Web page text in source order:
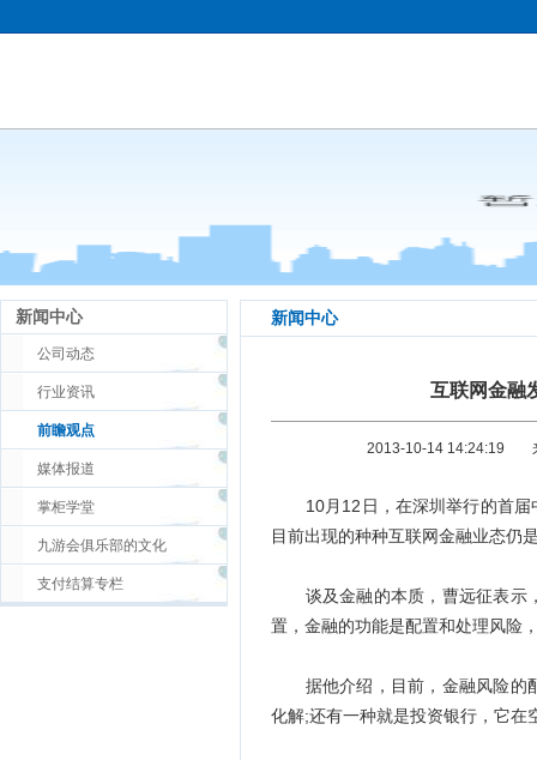
新闻中心
公司动态
行业资讯
前瞻观点
媒体报道
掌柜学堂
九游会俱乐部的文化
支付结算专栏
新闻中心
互联网金融
2013-10-14 14:24:19
10月12日，在深圳举行的首届
目前出现的种种互联网金融业态仍
谈及金融的本质，曹远征表示，
置，金融的功能是配置和处理风险
据他介绍，目前，金融风险的配
化解;还有一种就是投资银行，它在